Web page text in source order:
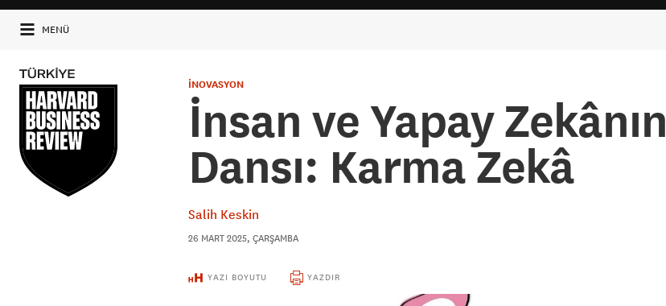
MENÜ
İNOVASYON
İnsan ve Yapay Zekânın
Dansı: Karma Zekâ
Salih Keskin
26 MART 2025, ÇARŞAMBA
YAZI BOYUTU YAZDIR